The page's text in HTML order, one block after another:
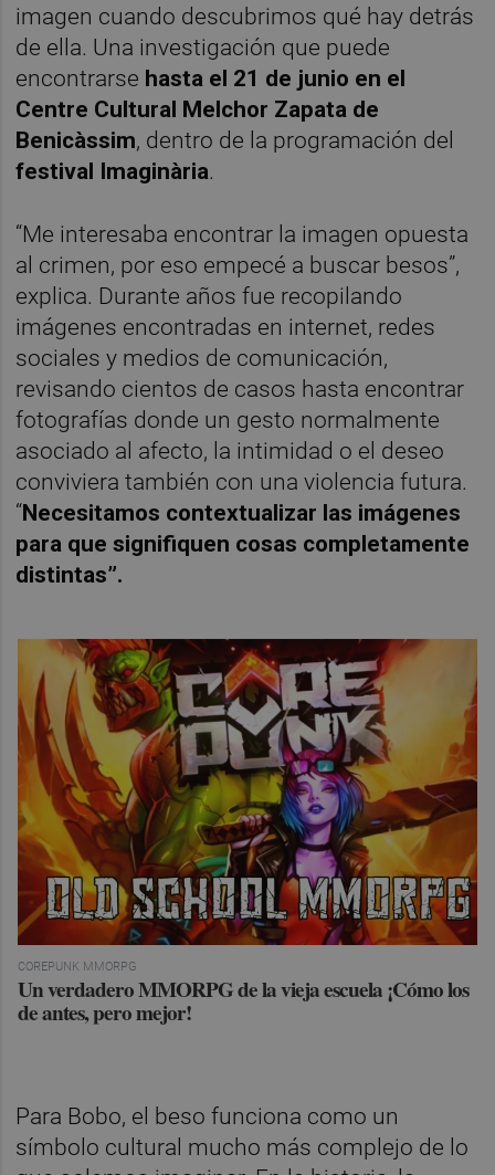
imagen cuando descubrimos qué hay detrás
de ella. Una investigación que puede
encontrarse hasta el 21 de junio en el
Centre Cultural Melchor Zapata de
Benicàssim, dentro de la programación del
festival Imaginària.
“Me interesaba encontrar la imagen opuesta
al crimen, por eso empecé a buscar besos”,
explica. Durante años fue recopilando
imágenes encontradas en internet, redes
sociales y medios de comunicación,
revisando cientos de casos hasta encontrar
fotografías donde un gesto normalmente
asociado al afecto, la intimidad o el deseo
conviviera también con una violencia futura.
“Necesitamos contextualizar las imágenes
para que signifiquen cosas completamente
distintas”.
COREPUNK MMORPG
Un verdadero MMORPG de la vieja escuela ¡Cómo los
de antes, pero mejor!
Para Bobo, el beso funciona como un
símbolo cultural mucho más complejo de lo